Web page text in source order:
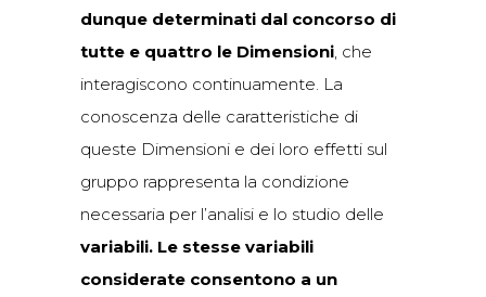
dunque determinati dal concorso di
tutte e quattro le Dimensioni , che
interagiscono continuamente. La
conoscenza delle caratteristiche di
queste Dimensioni e dei loro effetti sul
gruppo rappresenta la condizione
necessaria per l’analisi e lo studio delle
variabili. Le stesse variabili
considerate consentono a un